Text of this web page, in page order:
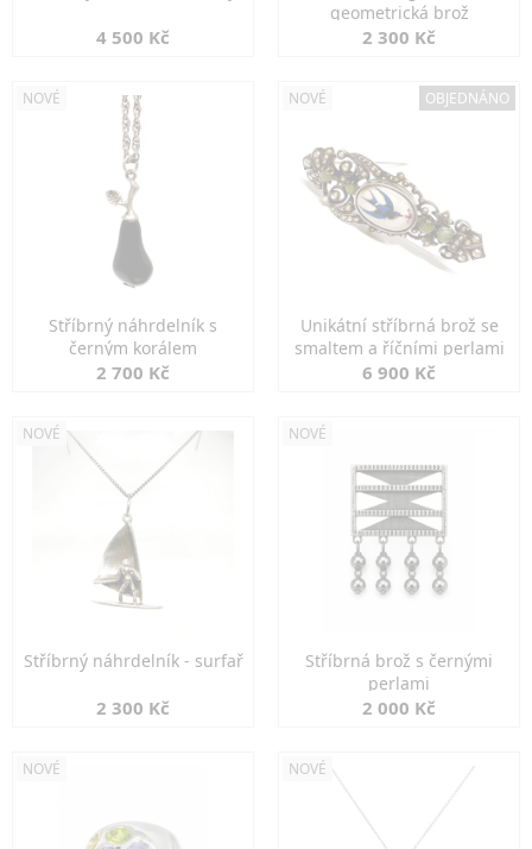
4 500 Kč
geometrická brož
2 300 Kč
NOVÉ
Stříbrný náhrdelník s
černým korálem
2 700 Kč
NOVÉ OBJEDNÁNO
Unikátní stříbrná brož se
smaltem a říčními perlami
6 900 Kč
NOVÉ
Stříbrný náhrdelník - surfař
2 300 Kč
NOVÉ
Stříbrná brož s černými
perlami
2 000 Kč
NOVÉ NOVÉ